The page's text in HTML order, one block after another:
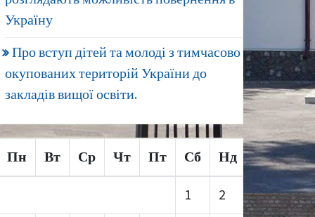
Україну
Про вступ дітей та молоді з тимчасово
окупованих територій України до
закладів вищої освіти.
Пн Вт Ср Чт Пт Сб Нд
1 2